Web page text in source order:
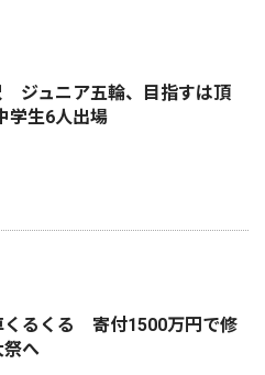
ジュニア五輪、目指すは頂
生6人出場
くるくる 寄付1500万円で修
祭へ